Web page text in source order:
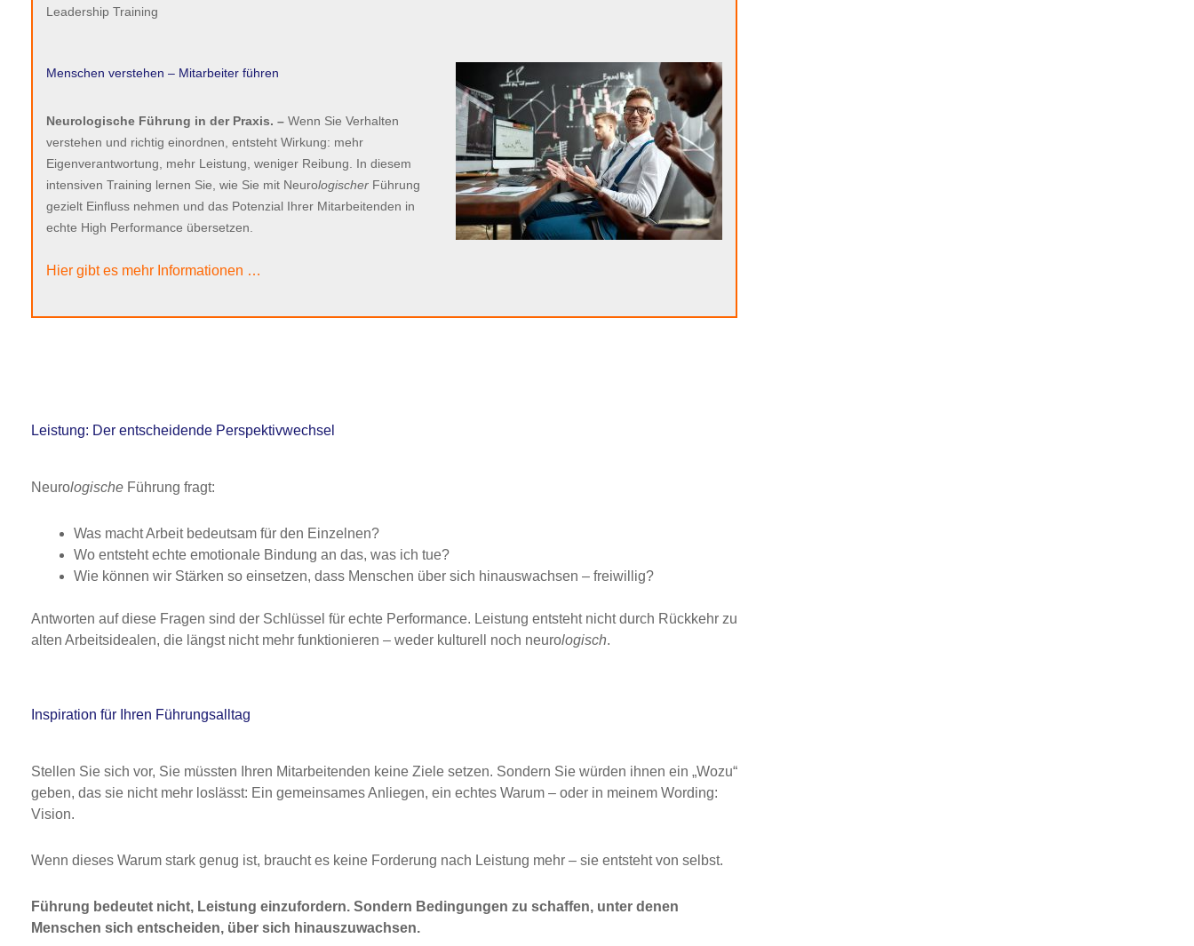
Leadership Training
Menschen verstehen – Mitarbeiter führen
Neurologische Führung in der Praxis. – Wenn Sie Verhalten
verstehen und richtig einordnen, entsteht Wirkung: mehr
Eigenverantwortung, mehr Leistung, weniger Reibung. In diesem
intensiven Training lernen Sie, wie Sie mit Neurologischer Führung
gezielt Einfluss nehmen und das Potenzial Ihrer Mitarbeitenden in
echte High Performance übersetzen.
Hier gibt es mehr Informationen …
Leistung: Der entscheidende Perspektivwechsel
Neurologische Führung fragt:
Was macht Arbeit bedeutsam für den Einzelnen?
Wo entsteht echte emotionale Bindung an das, was ich tue?
Wie können wir Stärken so einsetzen, dass Menschen über sich hinauswachsen – freiwillig?
Antworten auf diese Fragen sind der Schlüssel für echte Performance. Leistung entsteht nicht durch Rückkehr zu
alten Arbeitsidealen, die längst nicht mehr funktionieren – weder kulturell noch neurologisch.
Inspiration für Ihren Führungsalltag
Stellen Sie sich vor, Sie müssten Ihren Mitarbeitenden keine Ziele setzen. Sondern Sie würden ihnen ein „Wozu“
geben, das sie nicht mehr loslässt: Ein gemeinsames Anliegen, ein echtes Warum – oder in meinem Wording:
Vision.
Wenn dieses Warum stark genug ist, braucht es keine Forderung nach Leistung mehr – sie entsteht von selbst.
Führung bedeutet nicht, Leistung einzufordern. Sondern Bedingungen zu schaffen, unter denen
Menschen sich entscheiden, über sich hinauszuwachsen.